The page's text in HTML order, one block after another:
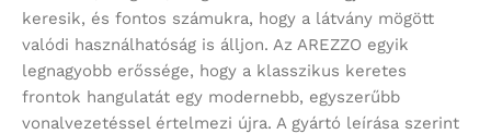
keresik, és fontos számukra, hogy a látvány mögött
valódi használhatóság is álljon. Az AREZZO egyik
legnagyobb erőssége, hogy a klasszikus keretes
frontok hangulatát egy modernebb, egyszerűbb
vonalvezetéssel értelmezi újra. A gyártó leírása szerint